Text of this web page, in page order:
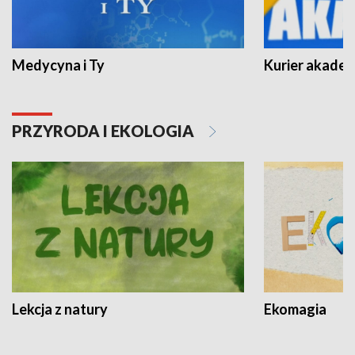
Medycyna i Ty Kurier
PRZYRODA I EKOLOGIA
Lekcja z natury Ekomagia